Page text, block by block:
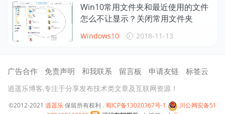
Win10常用文件夹和最近使用的文件
怎么不让显示？关闭常用文件夹
Windows10 2018-11-13
广告合作 免责声明 和我联系 留言板 申请友链 标签云
逍遥乐博客,专注于分享发布技术类文章及互联网资源！
©2012-2021 逍遥乐保留所有权利 . 蜀ICP备13020367号-1
川公网安备51